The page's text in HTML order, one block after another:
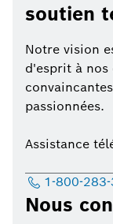
soutien
Notre vision
d'esprit à nos
passionnées.
Assistance
1-800-
Nous